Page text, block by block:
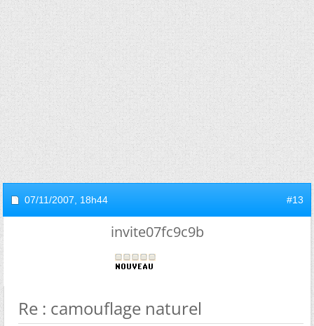
07/11/2007, 18h44 #13
invite07fc9c9b
Re : camouflage naturel